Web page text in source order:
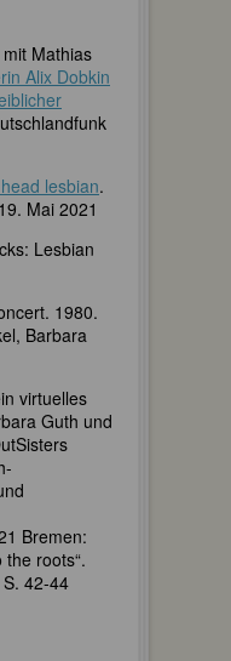
Mathias
Alix Dobkin
lesbian.
Mai 2021
Lesbian
1980.
Barbara
virtuelles
Guth und
Bremen:
roots“.
42-44